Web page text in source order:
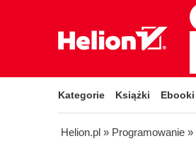
Kategorie Książki Ebooki
Helion.pl » Programowanie »